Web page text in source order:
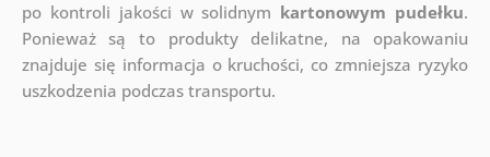
po kontroli jakości w solidnym kartonowym pudełku.
Ponieważ są to produkty delikatne, na opakowaniu
znajduje się informacja o kruchości, co zmniejsza ryzyko
uszkodzenia podczas transportu.